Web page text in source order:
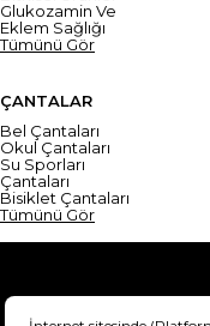
Glukozamin Ve
Eklem Sağlığı
Tümünü Gör
ÇANTALAR
Bel Çantaları
Okul Çantaları
Su Sporları
Çantaları
Bisiklet Çantaları
Tümünü Gör